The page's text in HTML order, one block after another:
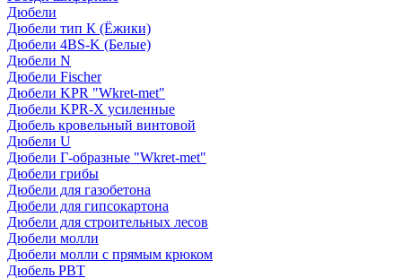
Дюбели
Дюбели тип К (Ёжики)
Дюбели 4BS-K (Белые)
Дюбели N
Дюбели Fischer
Дюбели KPR "Wkret-met"
Дюбели KPR-Х усиленные
Дюбель кровельный винтовой
Дюбели U
Дюбели Г-образные "Wkret-met"
Дюбели грибы
Дюбели для газобетона
Дюбели для гипсокартона
Дюбели для строительных лесов
Дюбели молли
Дюбели молли с прямым крюком
Дюбель PBT